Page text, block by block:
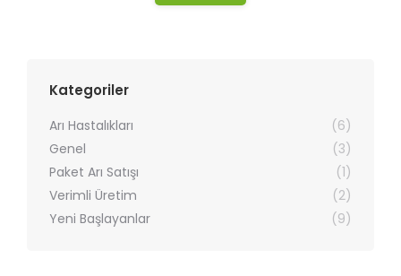
Kategoriler
Arı Hastalıkları
(6)
Genel
(3)
Paket Arı Satışı
(1)
Verimli Üretim
(2)
Yeni Başlayanlar
(9)